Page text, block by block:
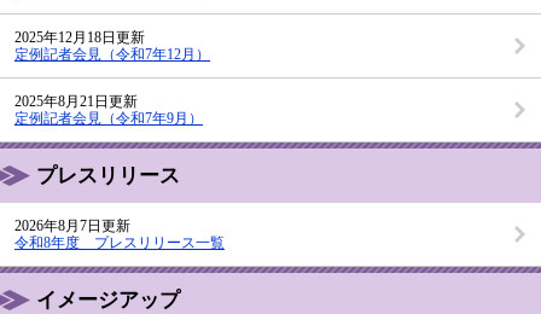
2025年12月18日更新
定例記者会見（令和7年12月）
2025年8月21日更新
定例記者会見（令和7年9月）
プレスリリース
2026年8月7日更新
令和8年度 プレスリリース一覧
イメージアップ